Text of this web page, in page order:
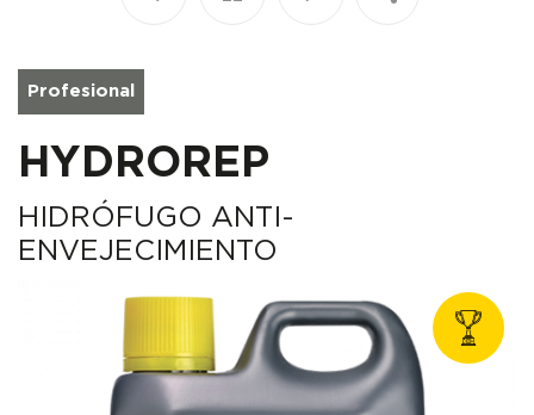
Profesional
HYDROREP
HIDRÓFUGO ANTI-
ENVEJECIMIENTO